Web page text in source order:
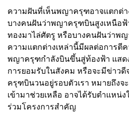
ความฝันที่เห็นพญาครุฑอาจแตกต่า
บางคนฝันว่าพญาครุฑบินสูงเหนือ
ทองมาไล่ศัตรู หรือบางคนฝันว่าพ
ความแตกต่างเหล่านี้มีผลต่อการตี
พญาครุฑกำลังบินขึ้นสู่ท้องฟ้า แสด
การยอมรับในสังคม หรือจะมีข่าว
ครุฑบินวนอยู่รอบตัวเรา หมายถึง
เข้ามาช่วยเหลือ อาจได้รับตำแหน่
ร่วมโครงการสำคัญ